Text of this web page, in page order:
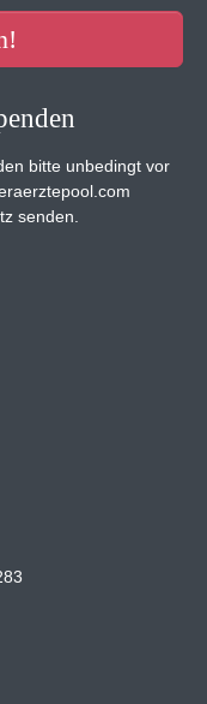
bitte unbedingt vor
senden.